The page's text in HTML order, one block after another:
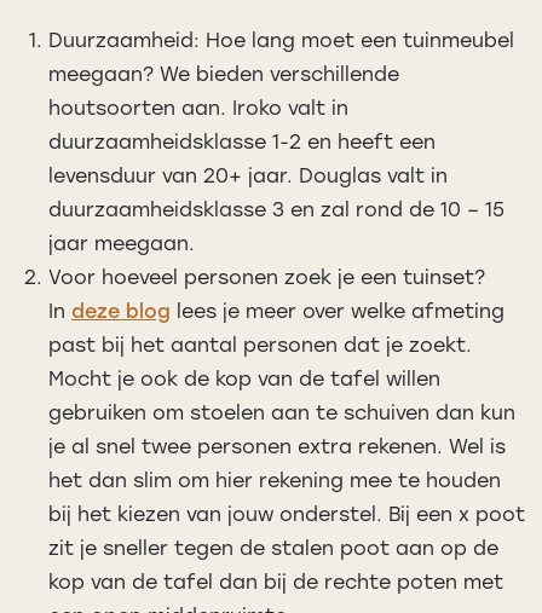
Duurzaamheid: Hoe lang moet een tuinmeubel
meegaan? We bieden verschillende
houtsoorten aan. Iroko valt in
duurzaamheidsklasse 1-2 en heeft een
levensduur van 20+ jaar. Douglas valt in
duurzaamheidsklasse 3 en zal rond de 10 – 15
jaar meegaan.
Voor hoeveel personen zoek je een tuinset?
In deze blog lees je meer over welke afmeting
past bij het aantal personen dat je zoekt.
Mocht je ook de kop van de tafel willen
gebruiken om stoelen aan te schuiven dan kun
je al snel twee personen extra rekenen. Wel is
het dan slim om hier rekening mee te houden
bij het kiezen van jouw onderstel. Bij een x poot
zit je sneller tegen de stalen poot aan op de
kop van de tafel dan bij de rechte poten met